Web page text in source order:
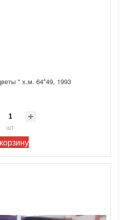
" х.м. 64*49, 1993
шт